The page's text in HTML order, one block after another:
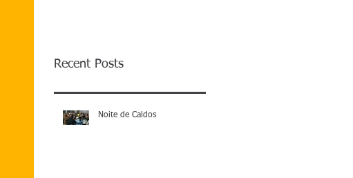
Recent Posts
Noite de Caldos